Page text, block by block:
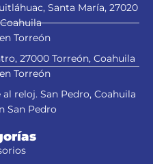
Santa María, 27020
Torreón
27000 Torreón, Coahuila
Torreón
reloj. San Pedro, Coahuila
San Pedro